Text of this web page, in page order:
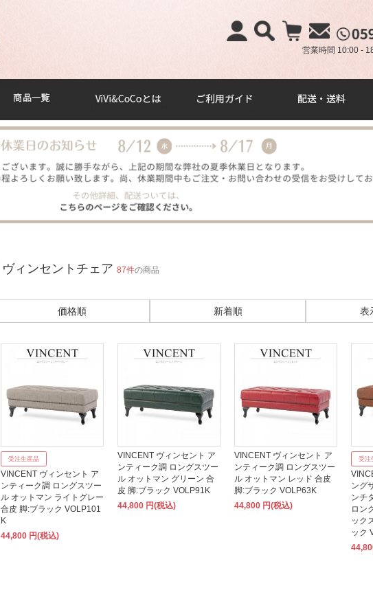
営業時間 10:00 -
ヴィンセントチェア87件の商品
価格順 新着順 表
受注生産品
VINCENT ヴィンセント ア
ンティーク調 ロングスツー
ル オットマン ライトグレー
合皮 脚:ブラック VOLP101
K
44,800 円(税込)
VINCENT ヴィンセント ア
ンティーク調 ロングスツー
ル オットマン グリーン 合
皮 脚:ブラック VOLP91K
44,800 円(税込)
VINCENT ヴィンセント ア
ンティーク調 ロングスツー
ル オットマン レッド 合皮
脚:ブラック VOLP63K
44,800 円(税込)
受注
ング
ンチ
ロン
ック
ック